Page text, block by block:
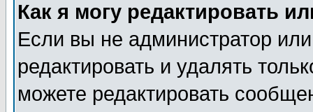
Как я могу редактировать
Если вы не администратор
редактировать и удалять
можете редактировать